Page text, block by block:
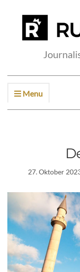
Menu
27. Oktober